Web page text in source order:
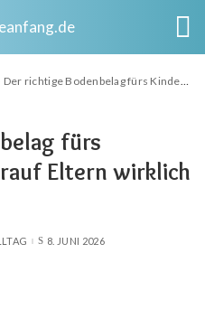
Der richtige Bodenbelag fürs Kinderzimmer: Worauf Eltern wirklich achten sollten
fürs
Eltern wirklich
8. JUNI 2026